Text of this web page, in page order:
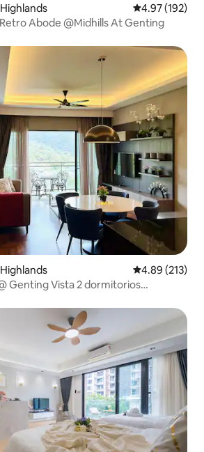
Calificación
4.97 (192)
Abode @Midhills At Genting
Calificación
4.89 (213)
Genting Vista 2 dormitorios